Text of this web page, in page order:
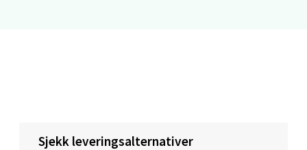
Sjekk leveringsalternativer